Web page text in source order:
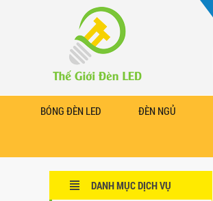
BÓNG ĐÈN LED ĐÈN NGỦ
DANH MỤC DỊCH VỤ